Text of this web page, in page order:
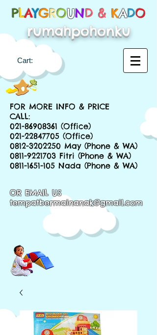
PLAYGROUND & KADO
rumahpohonku
Cart:
FOR MORE INFO & PRICE
CALL:
021-86908361 (Office)
021-22847705 (Office)
0812-3202250 May (Phone & WA)
0811-9221703 Fitri (Phone & WA)
0811-1651-105 Nada (Phone & WA)
OR EMAIL US
tempatbermainanak@gmail.com